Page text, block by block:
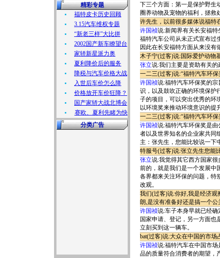
精彩专题
福特皮卡历史回顾
3.15汽车维权专题
“新老三样”大比拼
2002国产新车瞭望台
家轿新星派力奥
夏利降价后的服务
降税与汽车价格大战
入世后车价怎么降
价格放开车价狂降？
国产家轿大战北博会
赛欧、夏利先睹为快
分类广告
下三个方面：第一是保护野生
圈养动物及宠物的福利，拯救
许先生，以前很多媒体说福特
许国祯说:新闻界有关长安福
福特汽车公司从未正式宣布过
因此在长安福特方面从来没有
木子宁(过客)说:国际爱护动物
张立说:我们主要是资助有关
一二三(过客)说:“福特汽车环
许国祯说:福特汽车环保奖的
识，以及鼓吹正确的环境保护
子的项目，可以突出优秀的环
以环境奖来推动环境意识的提
一二三(过客)说:“福特汽车环
许国祯说:福特汽车环保奖是
者以及世界知名的企业家共同
主：张先生，您能比较说一下
特服号(过客)说:张立先生您能
张立说:我觉得其它西方国家
前的，就是我们是一个发展中
各界都来关注环保的问题，特
改观。
我们(过客)说:你好,我是经济
朗,是没有准备好还是搞一个公
许国祯说:车子本身早就已经
国家申请、登记，另一方面
立刻买到这一辆车。
bat(过客)说:大众在中国的市
许国祯说:福特汽车在中国市
品的质量符合消费者的期望，